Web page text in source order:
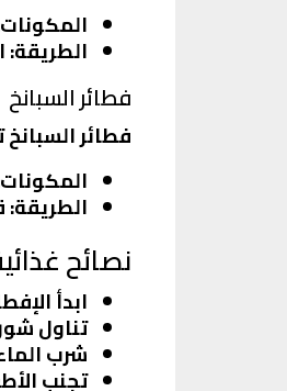
المكونات
الطريقة:
فطائر السبانخ
فطائر
المكونات
الطريقة:
نصائح
ابدأ
تناول
شرب
تجنب